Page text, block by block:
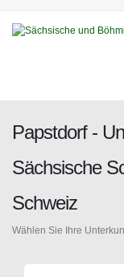
Papstdorf -
Sächsische
Schweiz
Wählen Sie Ihre